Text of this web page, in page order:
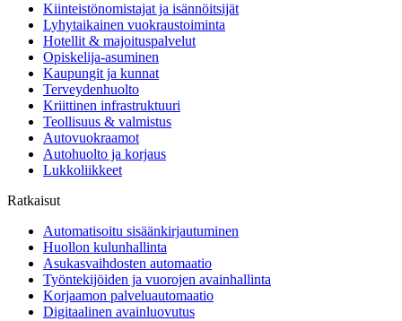
Kiinteistönomistajat ja isännöitsijät
Lyhytaikainen vuokraustoiminta
Hotellit & majoituspalvelut
Opiskelija-asuminen
Kaupungit ja kunnat
Terveydenhuolto
Kriittinen infrastruktuuri
Teollisuus & valmistus
Autovuokraamot
Autohuolto ja korjaus
Lukkoliikkeet
Ratkaisut
Automatisoitu sisäänkirjautuminen
Huollon kulunhallinta
Asukasvaihdosten automaatio
Työntekijöiden ja vuorojen avainhallinta
Korjaamon palveluautomaatio
Digitaalinen avainluovutus